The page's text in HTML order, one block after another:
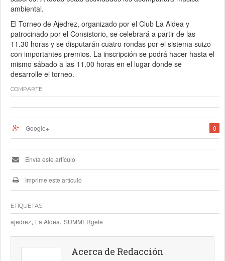
ambiental.
El Torneo de Ajedrez, organizado por el Club La Aldea y
patrocinado por el Consistorio, se celebrará a partir de las
11.30 horas y se disputarán cuatro rondas por el sistema suizo
con importantes premios. La inscripción se podrá hacer hasta el
mismo sábado a las 11.00 horas en el lugar donde se
desarrolle el torneo.
COMPARTE
0
Google+
Envía este artículo
Imprime este artículo
ETIQUETAS
ajedrez, La Aldea, SUMMERgete
Acerca de Redacción